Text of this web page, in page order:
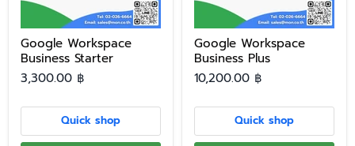
Google Workspace
Business Starter
3,300.00 ฿
Quick shop
Google Workspace
Business Plus
10,200.00 ฿
Quick shop